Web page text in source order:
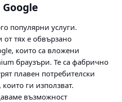
популярни услуги.
от тях е обвързано
които са вложени
браузъри. Те са фабрично
плавен потребителски
ги използват.
възможност